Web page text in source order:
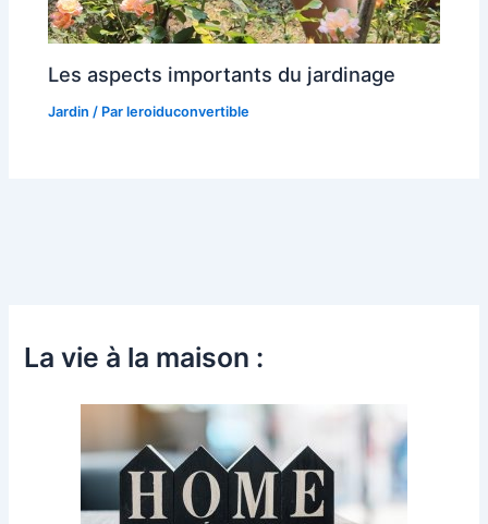
Les aspects importants du jardinage
Jardin / Parleroiduconvertible
La vie à la maison :